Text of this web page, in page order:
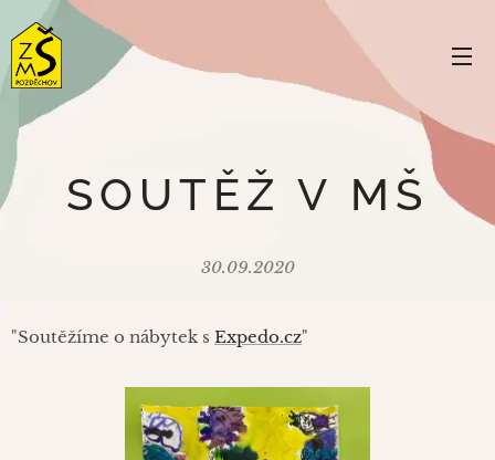
SOUTĚŽ V MŠ
30.09.2020
"Soutěžíme o nábytek s Expedo.cz"